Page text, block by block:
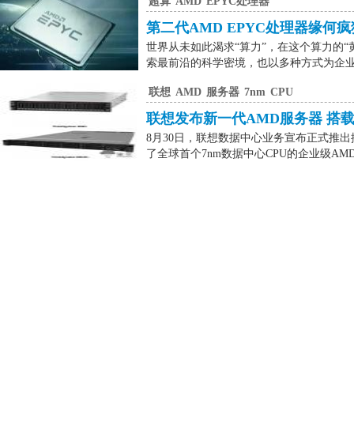
第二代AMD EPYC处理器缘何
世界从未如此渴求“算力”，在这个算力的
索最前沿的科学密境，也以多种方式为企
联想 AMD 服务器 7nm CPU
联想发布新一代AMD服务器 搭
8月30日，联想数据中心业务宣布正式推
了全球首个7nm数据中心CPU的企业级